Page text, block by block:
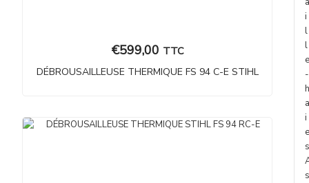
€599,00 TTC
DÉBROUSAILLEUSE THERMIQUE FS 94 C-E STIHL
i
l
l
e
-
h
a
i
e
s
s